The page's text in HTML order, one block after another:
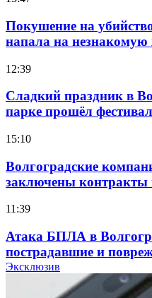
Покушение на
напала на
12:39
Сладкий праздник в
парке прошёл
15:10
Волгоградские
заключены контракты
11:39
Атака БПЛА в
пострадавшие и
Эксклюзив